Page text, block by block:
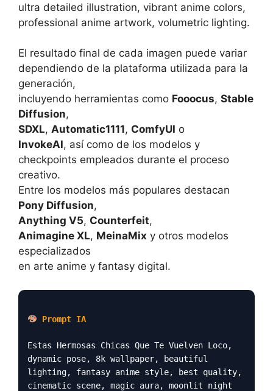
ultra detailed illustration, vibrant anime colors,
professional anime artwork, volumetric lighting.
El resultado final de cada imagen puede variar
dependiendo de la plataforma utilizada para la
generación,
incluyendo herramientas como Fooocus, Stable
Diffusion,
SDXL, Automatic1111, ComfyUI o
InvokeAI, así como de los modelos y
checkpoints empleados durante el proceso
creativo.
Entre los modelos más populares destacan
Pony Diffusion,
Anything V5, Counterfeit,
Animagine XL, MeinaMix y otros modelos
especializados
en arte anime y fantasy digital.
Prompt IA
Estas Hermosas Chicas Que Te Vuelven Loco,
dynamic pose, 8k wallpaper, beautiful
lighting, fantasy anime style, best quality,
cinematic scene, magic aura, moonlit night